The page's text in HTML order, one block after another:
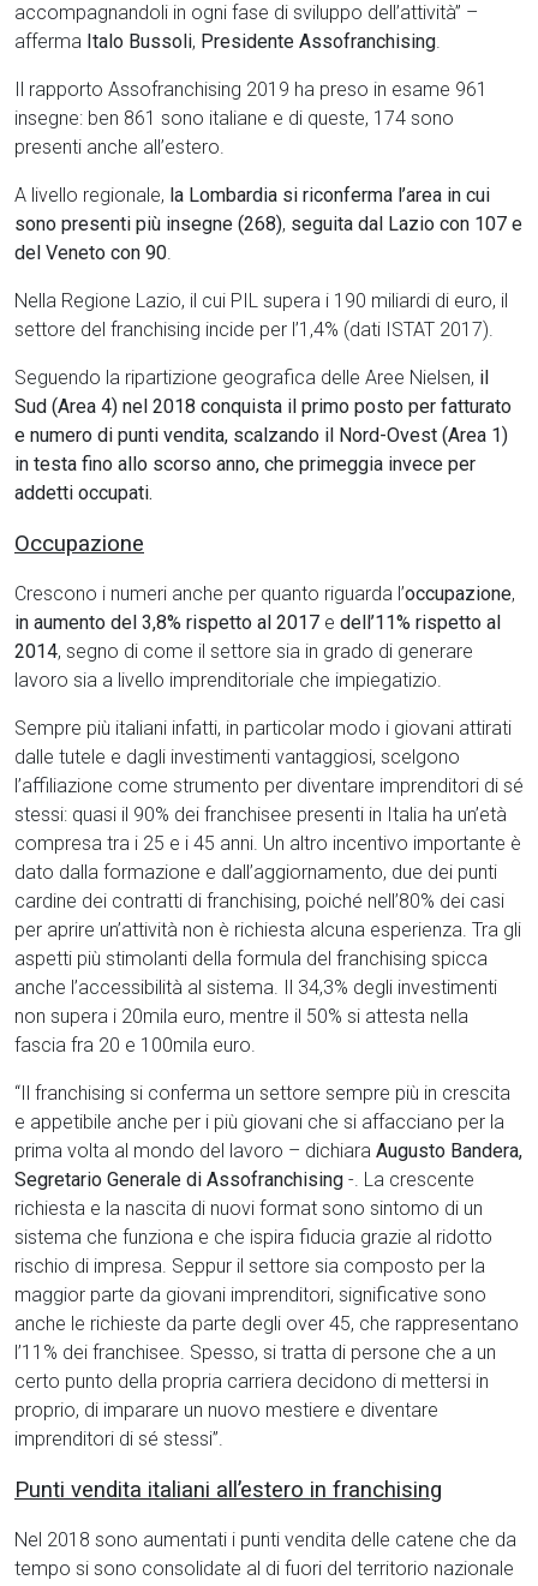
accompagnandoli in ogni fase di sviluppo dell’attività” –
afferma Italo Bussoli, Presidente Assofranchising.
Il rapporto Assofranchising 2019 ha preso in esame 961
insegne: ben 861 sono italiane e di queste, 174 sono
presenti anche all’estero.
A livello regionale, la Lombardia si riconferma l’area in cui
sono presenti più insegne (268), seguita dal Lazio con 107 e
del Veneto con 90.
Nella Regione Lazio, il cui PIL supera i 190 miliardi di euro, il
settore del franchising incide per l’1,4% (dati ISTAT 2017).
Seguendo la ripartizione geografica delle Aree Nielsen, il
Sud (Area 4) nel 2018 conquista il primo posto per fatturato
e numero di punti vendita, scalzando il Nord-Ovest (Area 1)
in testa fino allo scorso anno, che primeggia invece per
addetti occupati.
Occupazione
Crescono i numeri anche per quanto riguarda l’occupazione,
in aumento del 3,8% rispetto al 2017 e dell’11% rispetto al
2014, segno di come il settore sia in grado di generare
lavoro sia a livello imprenditoriale che impiegatizio.
Sempre più italiani infatti, in particolar modo i giovani attirati
dalle tutele e dagli investimenti vantaggiosi, scelgono
l’affiliazione come strumento per diventare imprenditori di sé
stessi: quasi il 90% dei franchisee presenti in Italia ha un’età
compresa tra i 25 e i 45 anni. Un altro incentivo importante è
dato dalla formazione e dall’aggiornamento, due dei punti
cardine dei contratti di franchising, poiché nell’80% dei casi
per aprire un’attività non è richiesta alcuna esperienza. Tra gli
aspetti più stimolanti della formula del franchising spicca
anche l’accessibilità al sistema. Il 34,3% degli investimenti
non supera i 20mila euro, mentre il 50% si attesta nella
fascia fra 20 e 100mila euro.
“Il franchising si conferma un settore sempre più in crescita
e appetibile anche per i più giovani che si affacciano per la
prima volta al mondo del lavoro – dichiara Augusto Bandera,
Segretario Generale di Assofranchising -. La crescente
richiesta e la nascita di nuovi format sono sintomo di un
sistema che funziona e che ispira fiducia grazie al ridotto
rischio di impresa. Seppur il settore sia composto per la
maggior parte da giovani imprenditori, significative sono
anche le richieste da parte degli over 45, che rappresentano
l’11% dei franchisee. Spesso, si tratta di persone che a un
certo punto della propria carriera decidono di mettersi in
proprio, di imparare un nuovo mestiere e diventare
imprenditori di sé stessi”.
Punti vendita italiani all’estero in franchising
Nel 2018 sono aumentati i punti vendita delle catene che da
tempo si sono consolidate al di fuori del territorio nazionale